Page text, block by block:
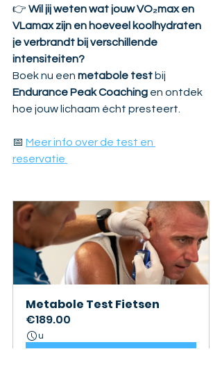
👉 Wil jij weten wat jouw VO₂max en
VLamax zijn en hoeveel koolhydraten
je verbrandt bij verschillende
intensiteiten?
Boek nu een metabole test bij
Endurance Peak Coaching en ontdek
hoe jouw lichaam écht presteert.
📅 Meer info over de test en
reservatie
Metabole Test Fietsen
€189.00
u